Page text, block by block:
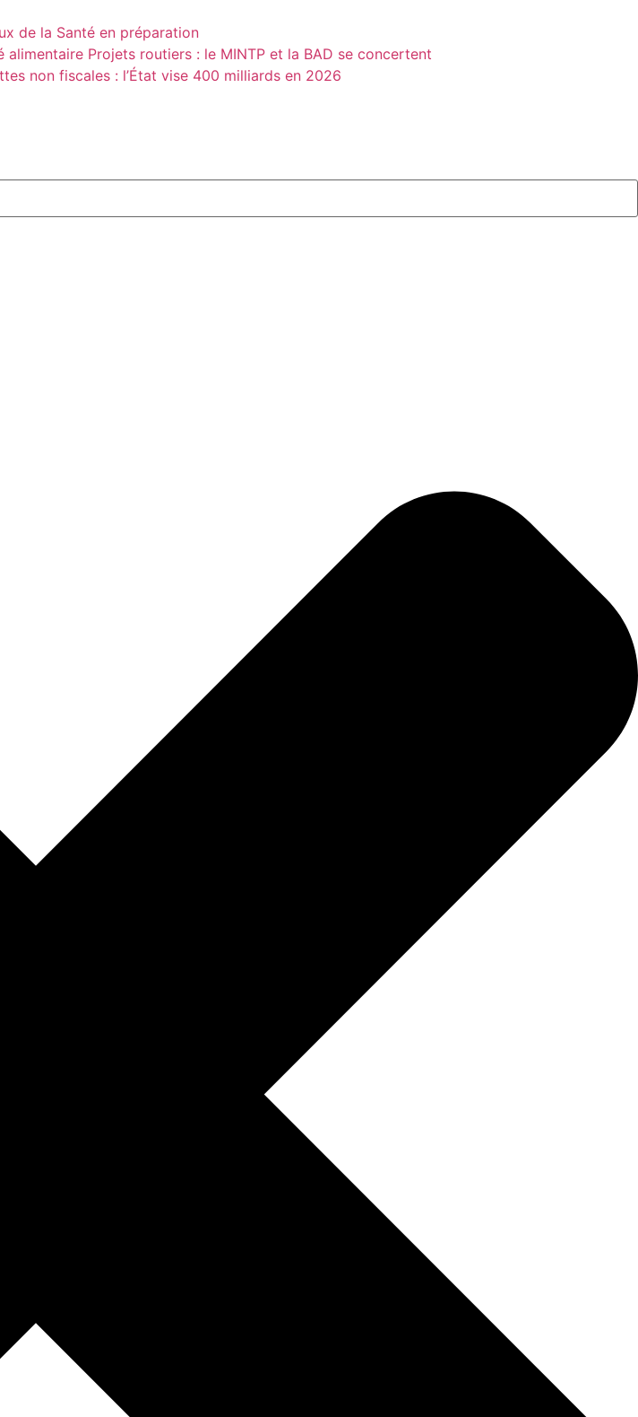
de la Santé en préparation
alimentaire Projets routiers : le MINTP et la BAD se concertent
non fiscales : l’État vise 400 milliards en 2026